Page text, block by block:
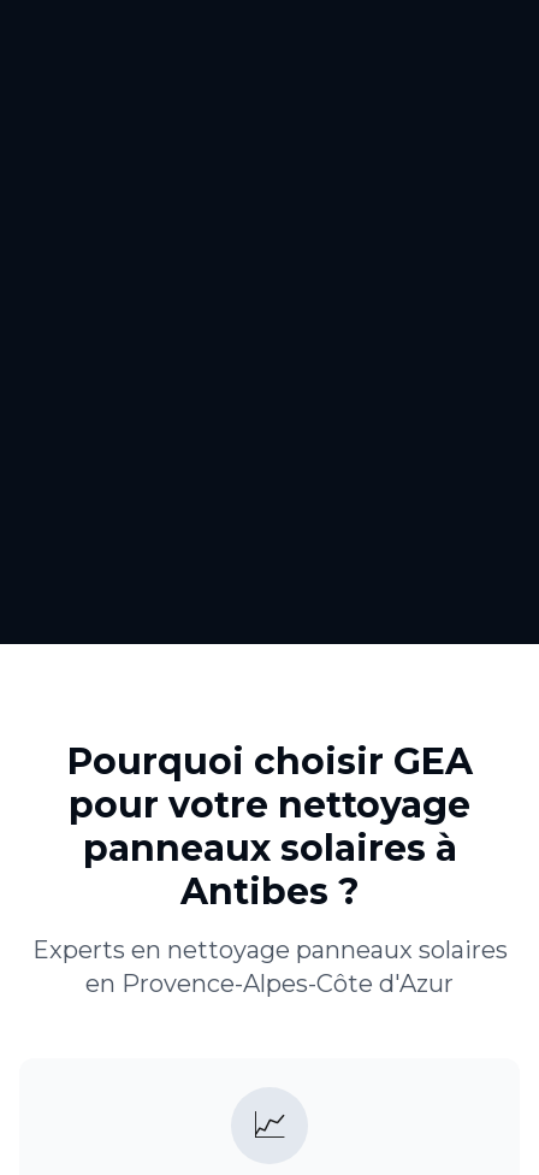
Pourquoi choisir GEA
pour votre nettoyage
panneaux solaires à
Antibes ?
Experts en nettoyage panneaux solaires
en Provence-Alpes-Côte d'Azur
📈